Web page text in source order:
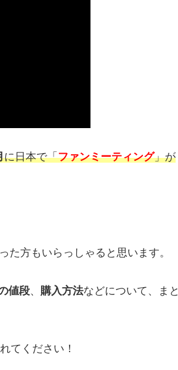
に日本で「ファンミーティング」が
た方もいらっしゃると思います。
値段、 購入方法などについて、まと
てください！